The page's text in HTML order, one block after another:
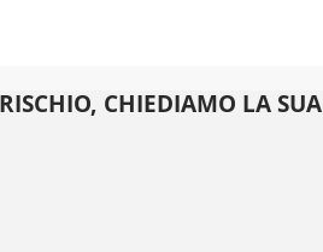
CHIEDIAMO LA SUA